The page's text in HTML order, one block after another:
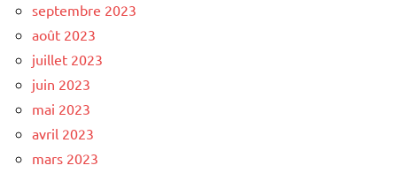
septembre 2023
août 2023
juillet 2023
juin 2023
mai 2023
avril 2023
mars 2023